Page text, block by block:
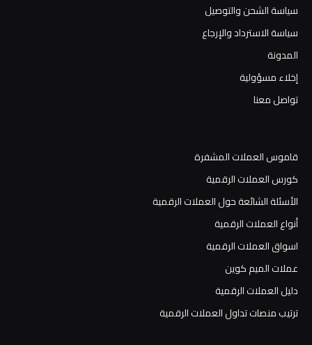
سياسة الشحن والتوصيل
سياسة الاسترداد والإرجاع
المدونة
إخلاء مسؤولية
تواصل معنا
قاموس العملات المشفرة
كورس العملات الرقمية
الأسئلة الشائعة حول العملات الرقمية
أنواع العملات الرقمية
اسواق العملات الرقمية
عملات الميم كوين
دليل العملات الرقمية
ترتيب منصات تداول العملات الرقمية